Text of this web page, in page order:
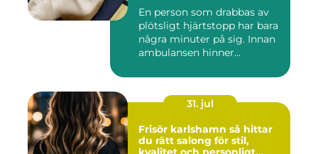
En person som drabbas av
plötsligt hjärtstopp har bara
några minuter på sig. Innan
ambulansen hinner...
31. jul
Frisör karlshamn så hittar
du rätt salong för stil,